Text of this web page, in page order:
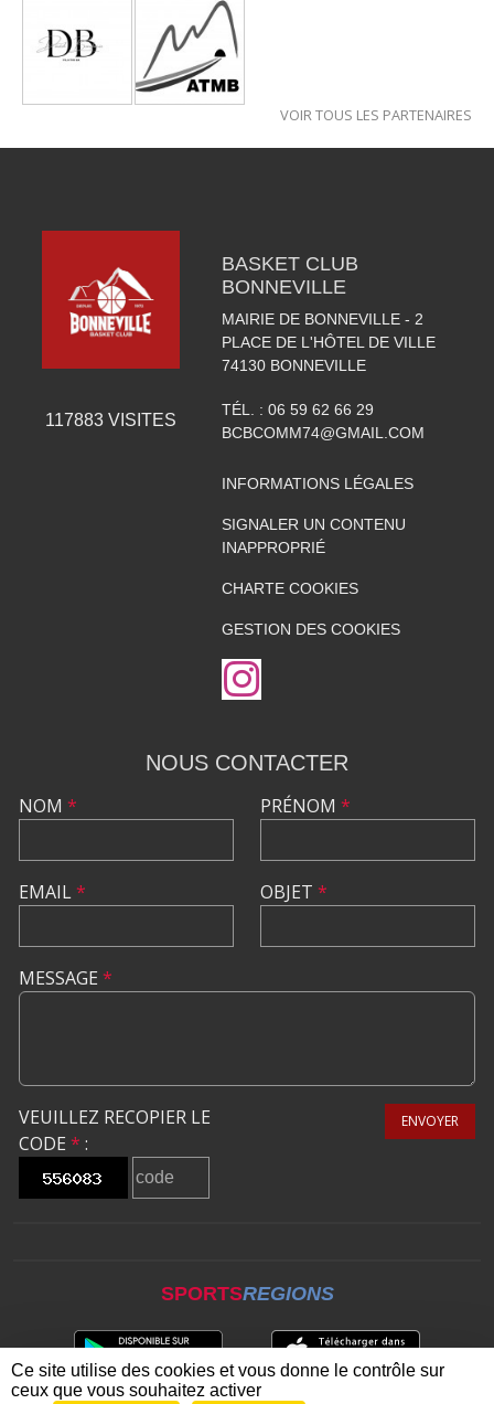
VOIR TOUS LES PARTENAIRES
117883VISITES
BASKET CLUB
BONNEVILLE
MAIRIE DE BONNEVILLE - 2
PLACE DE L'HÔTEL DE VILLE
74130 BONNEVILLE
TÉL. : 06 59 62 66 29
BCBCOMM74@GMAIL.COM
INFORMATIONS LÉGALES
SIGNALER UN CONTENU
INAPPROPRIÉ
CHARTE COOKIES
GESTION DES COOKIES
NOUS CONTACTER
NOM *
EMAIL*
PRÉNOM *
OBJET *
MESSAGE *
VEUILLEZ RECOPIER LE
CODE * :
ENVOYER
SPORTSREGIONS
Ce site utilise des cookies et vous donne le contrôle sur
ceux que vous souhaitez activer